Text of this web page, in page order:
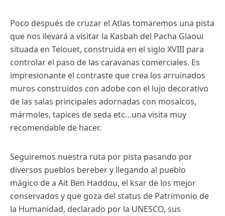
Poco después de cruzar el Atlas tomaremos una pista
que nos llevará a visitar la Kasbah del Pacha Glaoui
situada en Telouet, construida en el siglo XVIII para
controlar el paso de las caravanas comerciales. Es
impresionante el contraste que crea los arruinados
muros construidos con adobe con el lujo decorativo
de las salas principales adornadas con mosaicos,
mármoles, tapices de seda etc…una visita muy
recomendable de hacer.
Seguiremos nuestra ruta por pista pasando por
diversos pueblos bereber y llegando al pueblo
mágico de a Ait Ben Haddou, el ksar de los mejor
conservados y que goza del status de Patrimonio de
la Humanidad, declarado por la UNESCO, sus